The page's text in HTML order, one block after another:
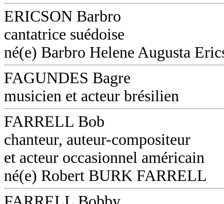
ERICSON Barbro
cantatrice suédoise
né(e) Barbro Helene Augusta
FAGUNDES Bagre
musicien et acteur brésilien
FARRELL Bob
chanteur, auteur-compositeur
et acteur occasionnel américain
né(e) Robert BURK FARRELL